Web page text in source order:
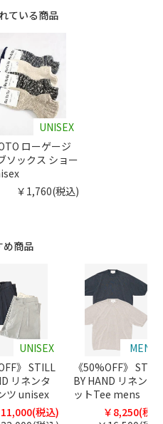
ている商品
UNISEX
ローゲージ
ソックス ショー
￥1,760(税込)
め商品
UNISEX
》 STILL
リネンタ
ツ unisex
税込)
MENS
《50%OFF》 STILL
BY HAND リネンニ
ットTee mens
￥8,250(税